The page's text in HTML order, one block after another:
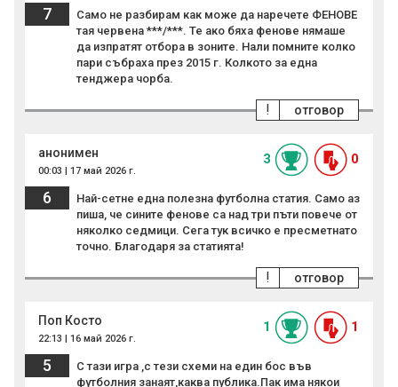
7
Само не разбирам как може да наречете ФЕНОВЕ
тая червена ***/***. Те ако бяха фенове нямаше
да изпратят отбора в зоните. Нали помните колко
пари събраха през 2015 г. Колкото за една
тенджера чорба.
отговор
!
анонимен
00:03 | 17 май 2026 г.
3 0
6
Най-сетне една полезна футболна статия. Само аз
пиша, че сините фенове са над три пъти повече от
няколко седмици. Сега тук всичко е пресметнато
точно. Благодаря за статията!
отговор
!
Поп Косто
22:13 | 16 май 2026 г.
1 1
5
С тази игра ,с тези схеми на един бос във
футболния занаят,каква публика.Пак има някои